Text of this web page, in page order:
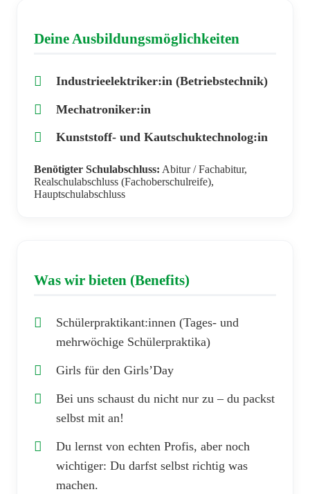
Deine Ausbildungsmöglichkeiten
Industrieelektriker:in (Betriebstechnik)
Mechatroniker:in
Kunststoff- und Kautschuktechnolog:in
Benötigter Schulabschluss: Abitur / Fachabitur,
Realschulabschluss (Fachoberschulreife),
Hauptschulabschluss
Was wir bieten (Benefits)
Schülerpraktikant:innen (Tages- und
mehrwöchige Schülerpraktika)
Girls für den Girls’Day
Bei uns schaust du nicht nur zu – du packst
selbst mit an!
Du lernst von echten Profis, aber noch
wichtiger: Du darfst selbst richtig was
machen.